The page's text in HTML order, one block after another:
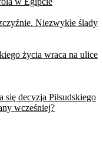
Niezwykłe ślady
życia wraca na ulice
się decyzja Piłsudskiego
wcześniej?